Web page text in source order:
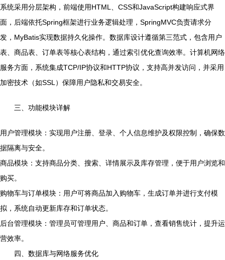
系统采用分层架构，前端使用HTML、CSS和JavaScript构建响应式界
面，后端依托Spring框架进行业务逻辑处理，SpringMVC负责请求分
发，MyBatis实现数据持久化操作。数据库设计遵循第三范式，包含用户
表、商品表、订单表等核心表结构，通过索引优化查询效率。计算机网络
服务方面，系统集成TCP/IP协议和HTTP协议，支持高并发访问，并采用
加密技术（如SSL）保障用户隐私和交易安全。
三、功能模块详解
用户管理模块：实现用户注册、登录、个人信息维护及权限控制，确保数
据隔离与安全。
商品模块：支持商品分类、搜索、详情展示及库存管理，便于用户浏览和
购买。
购物车与订单模块：用户可将商品加入购物车，生成订单并进行支付模
拟，系统自动更新库存和订单状态。
后台管理模块：管理员可管理用户、商品和订单，查看销售统计，提升运
营效率。
四、数据库与网络服务优化